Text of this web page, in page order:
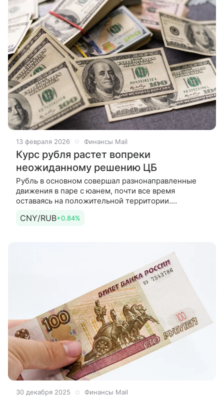
13 февраля 2026 Финансы Mail
Курс рубля растет вопреки
неожиданному решению ЦБ
Рубль в основном совершал разнонаправленные
движения в паре с юанем, почти все время
оставаясь на положительной территории.
ускорила укрепление: юань установил
CNY/RUB+0.84%
30 декабря 2025 Финансы Mail